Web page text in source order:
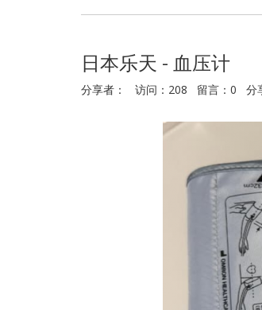
日本乐天 - 血压计
分享者： 访问：208 留言：0 分